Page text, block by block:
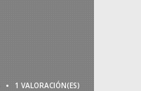
• 1 VALORACIÓN(ES)